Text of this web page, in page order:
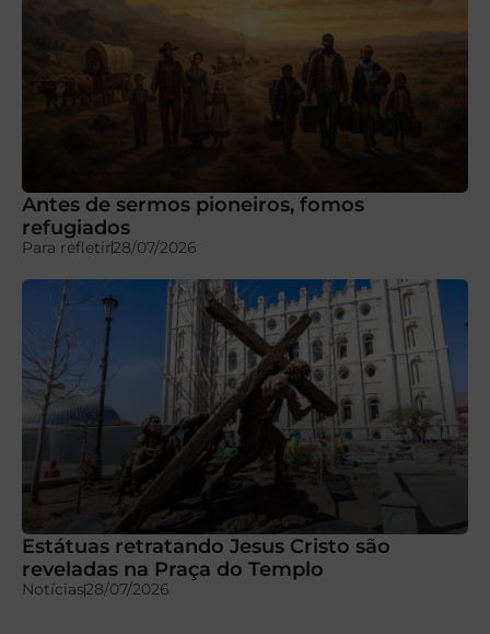
Antes de sermos pioneiros, fomos
refugiados
Para refletir28/07/2026
Estátuas retratando Jesus Cristo são
reveladas na Praça do Templo
Notícias28/07/2026